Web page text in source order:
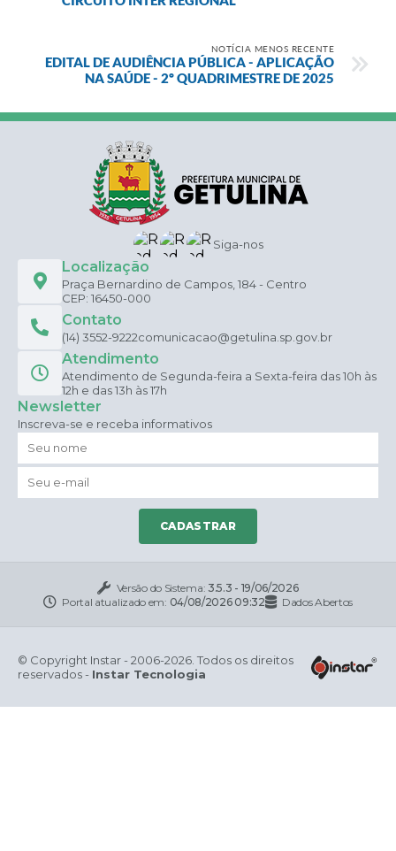
NOTÍCIA MENOS RECENTE
EDITAL DE AUDIÊNCIA PÚBLICA - APLICAÇÃO
NA SAÚDE - 2º QUADRIMESTRE DE 2025
Siga-nos
Localização
Praça Bernardino de Campos, 184 - Centro
CEP: 16450-000
Contato
(14) 3552-9222comunicacao@getulina.sp.gov.br
Atendimento
Atendimento de Segunda-feira a Sexta-feira das 10h às
12h e das 13h às 17h
Newsletter
Inscreva-se e receba informativos
CADASTRAR
Versão do Sistema: 3.5.3 - 19/06/2026
Portal atualizado em: 04/08/2026 09:32 Dados Abertos
© Copyright Instar - 2006-2026. Todos os direitos
reservados - Instar Tecnologia